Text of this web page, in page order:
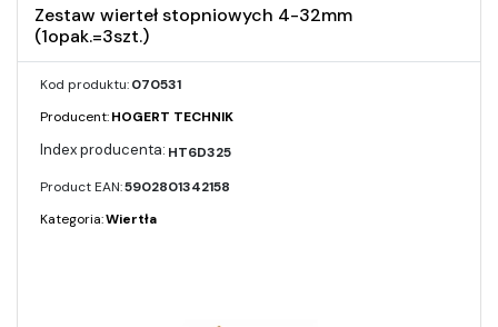
Zestaw wierteł stopniowych 4-32mm
(1opak.=3szt.)
Kod produktu:070531
Producent:HOGERT TECHNIK
HT6D325
Product EAN:5902801342158
Kategoria:Wiertła